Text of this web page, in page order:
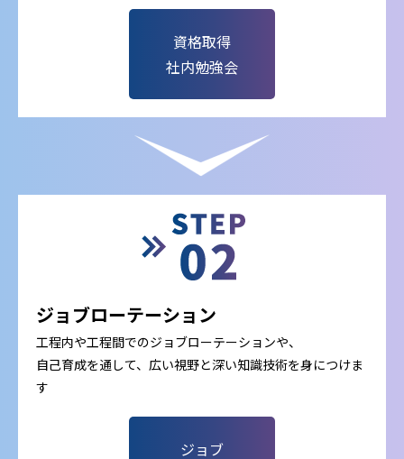
資格取得
社内勉強会
ジョブローテーション
工程内や工程間でのジョブローテーションや、
自己育成を通して、広い視野と深い知識技術を身につけま
す
ジョブ